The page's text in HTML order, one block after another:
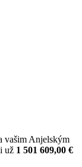
vašim Anjelským
už 1 501 609,00 €